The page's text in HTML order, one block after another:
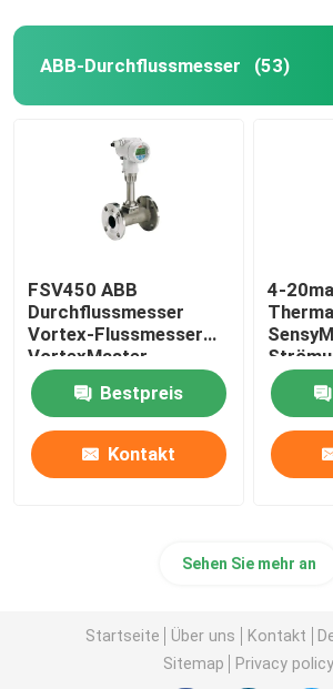
ABB-Durchflussmesser (53)
FSV450 ABB
Durchflussmesser
Vortex-Flussmesser
VortexMaster
Bestpreis
Kontakt
4-20ma
Vortex
Sehen Sie mehr an
Startseite Über uns Kontakt
Sitemap
Privacy policy